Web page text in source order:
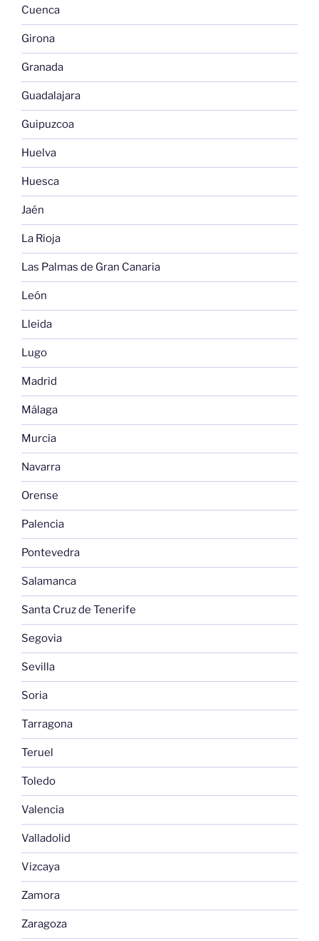
Cuenca
Girona
Granada
Guadalajara
Guipuzcoa
Huelva
Huesca
Jaén
La Rioja
Las Palmas de Gran Canaria
León
Lleida
Lugo
Madrid
Málaga
Murcia
Navarra
Orense
Palencia
Pontevedra
Salamanca
Santa Cruz de Tenerife
Segovia
Sevilla
Soria
Tarragona
Teruel
Toledo
Valencia
Valladolid
Vizcaya
Zamora
Zaragoza